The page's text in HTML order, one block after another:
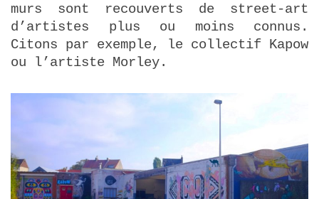
murs sont recouverts de street-art
d’artistes plus ou moins connus.
Citons par exemple, le collectif Kapow
ou l’artiste Morley.